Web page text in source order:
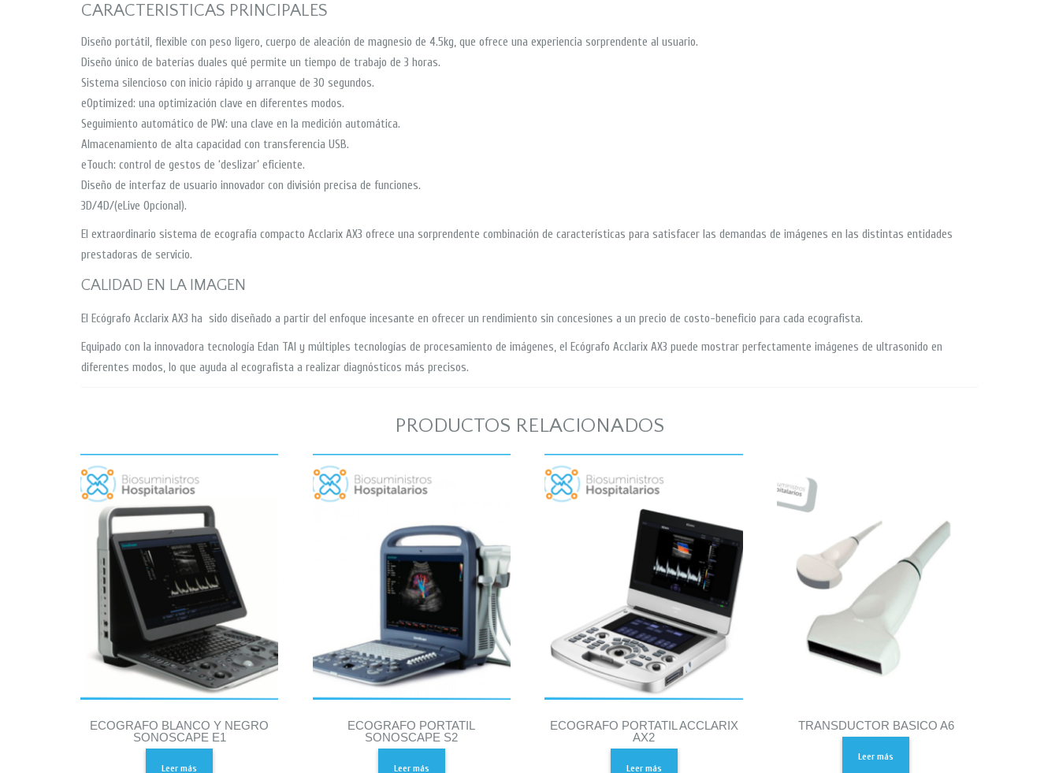
CARACTERISTICAS PRINCIPALES
Diseño portátil, flexible con peso ligero, cuerpo de aleación de magnesio de 4.5kg, que ofrece una experiencia sorprendente al usuario.
Diseño único de baterías duales qué permite un tiempo de trabajo de 3 horas.
Sistema silencioso con inicio rápido y arranque de 30 segundos.
eOptimized: una optimización clave en diferentes modos.
Seguimiento automático de PW: una clave en la medición automática.
Almacenamiento de alta capacidad con transferencia USB.
eTouch: control de gestos de ‘deslizar’ eficiente.
Diseño de interfaz de usuario innovador con división precisa de funciones.
3D/4D/(eLive Opcional).
El extraordinario sistema de ecografía compacto Acclarix AX3 ofrece una sorprendente combinación de características para satisfacer las demandas de imágenes en las distintas entidades
prestadoras de servicio.
CALIDAD EN LA IMAGEN
El Ecógrafo Acclarix AX3 ha sido diseñado a partir del enfoque incesante en ofrecer un rendimiento sin concesiones a un precio de costo-beneficio para cada ecografista.
Equipado con la innovadora tecnología Edan TAI y múltiples tecnologías de procesamiento de imágenes, el Ecógrafo Acclarix AX3 puede mostrar perfectamente imágenes de ultrasonido en
diferentes modos, lo que ayuda al ecografista a realizar diagnósticos más precisos.
PRODUCTOS RELACIONADOS
ECOGRAFO BLANCO Y NEGRO
SONOSCAPE E1
Leer más
ECOGRAFO PORTATIL
SONOSCAPE S2
Leer más
ECOGRAFO PORTATIL ACCLARIX
AX2
Leer más
TRANSDUCTOR BASICO A6
Leer más